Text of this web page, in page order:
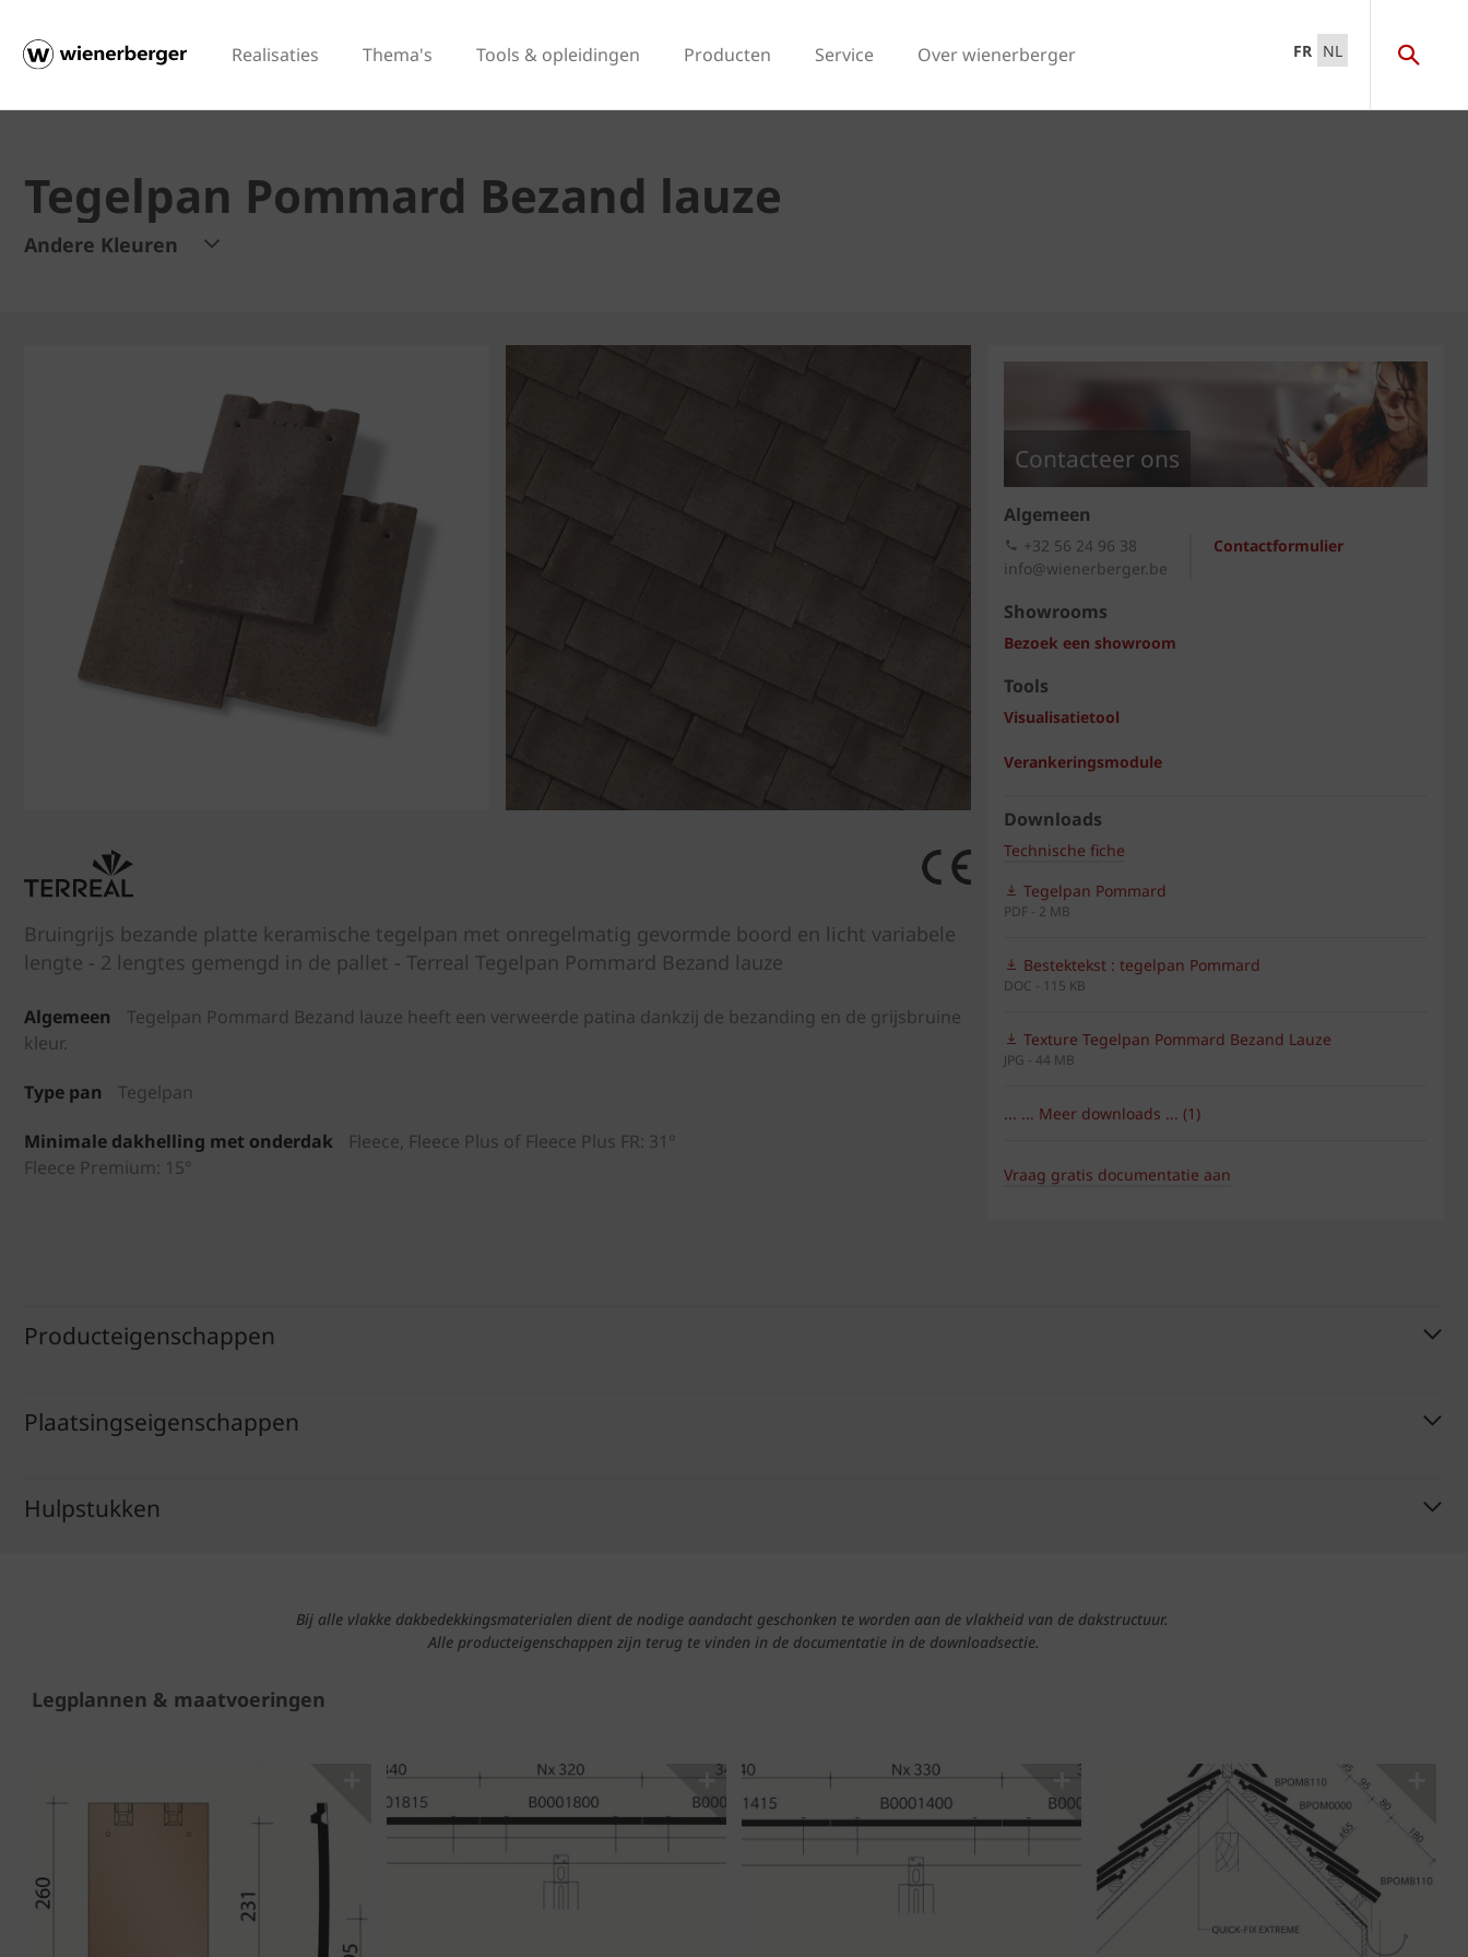
Realisaties Thema's Tools & opleidingen Producten Service Over wienerberger FR NL
Tegelpan Pommard Bezand lauze
Andere Kleuren
Bruingrijs bezande platte keramische tegelpan met onregelmatig gevormde boord en licht variabele
lengte - 2 lengtes gemengd in de pallet - Terreal Tegelpan Pommard Bezand lauze
Algemeen
Tegelpan Pommard Bezand lauze heeft een verweerde patina dankzij de bezanding en de grijsbruine
kleur.
Type pan Tegelpan
Minimale dakhelling met onderdak
Fleece, Fleece Plus of Fleece Plus FR: 31°
Fleece Premium: 15°
Contacteer ons
Algemeen
Contactformulier
+32 56 24 96 38
info@wienerberger.be
Showrooms
Bezoek een showroom
Tools
Visualisatietool
Verankeringsmodule
Downloads
Technische fiche
Tegelpan Pommard
PDF - 2 MB
Bestektekst : tegelpan Pommard
DOC - 115 KB
Texture Tegelpan Pommard Bezand Lauze
JPG - 44 MB
... ... Meer downloads ... (1)
Vraag gratis documentatie aan
Producteigenschappen
Plaatsingseigenschappen
Hulpstukken
Bij alle vlakke dakbedekkingsmaterialen dient de nodige aandacht geschonken te worden aan de vlakheid van de dakstructuur.
Alle producteigenschappen zijn terug te vinden in de documentatie in de downloadsectie.
Legplannen & maatvoeringen